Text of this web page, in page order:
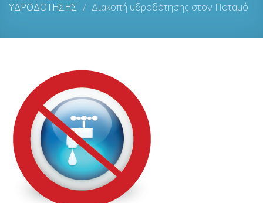
ΥΔΡΟΔΟΤΗΣΗΣ / Διακοπή υδροδότησης στον Ποταμό